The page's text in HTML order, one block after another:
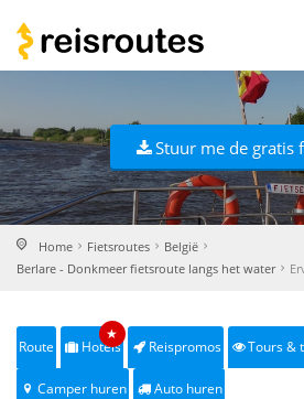
Stuur me de gratis
Home Fietsroutes
België
Berlare - Donkmeer fietsroute langs het water
Route Hotels
★
Reispromos Tours &
Camper huren Auto huren